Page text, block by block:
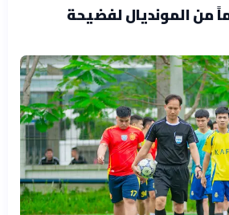
من المونديال لفضيحة